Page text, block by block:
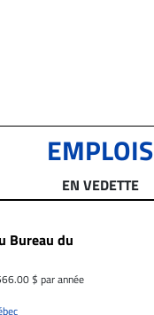
EMPLOIS
EN VEDETTE
Bureau du
$ par année